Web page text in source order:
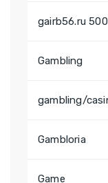
gairb56.ru 500
Gambling
gambling/
Gambloria
Game